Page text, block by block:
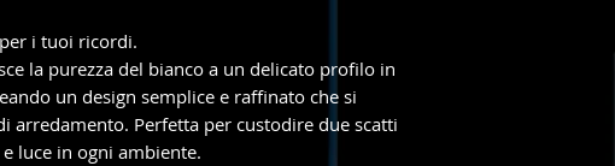
i tuoi ricordi.
la purezza del bianco a un delicato profilo in
un design semplice e raffinato che si
arredamento. Perfetta per custodire due scatti
luce in ogni ambiente.